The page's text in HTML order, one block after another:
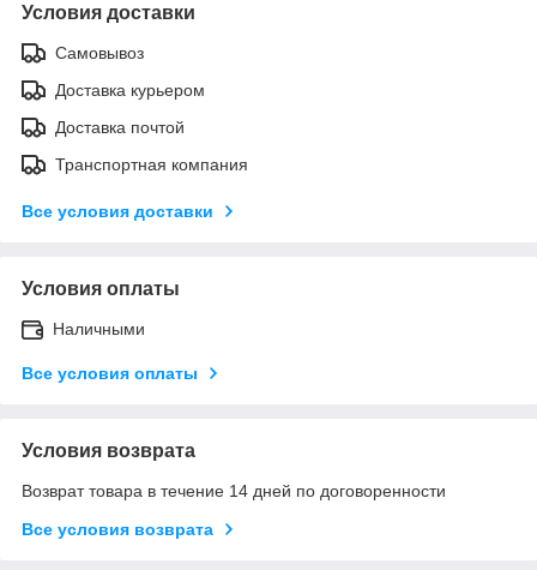
Условия доставки
Самовывоз
Доставка курьером
Доставка почтой
Транспортная компания
Все условия доставки
Условия оплаты
Наличными
Все условия оплаты
Условия возврата
Возврат товара в течение 14 дней по договоренности
Все условия возврата